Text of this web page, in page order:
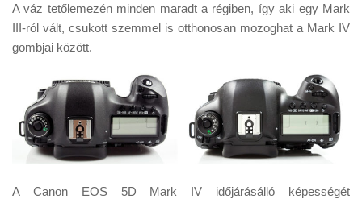
A váz tetőlemezén minden maradt a régiben, így aki egy Mark
III-ról vált, csukott szemmel is otthonosan mozoghat a Mark IV
gombjai között.
A Canon EOS 5D Mark IV időjárásálló képességét